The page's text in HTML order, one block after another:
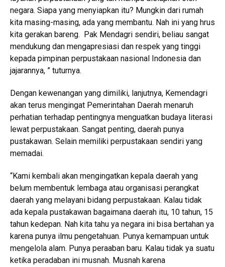
negara. Siapa yang menyiapkan itu? Mungkin dari rumah
kita masing-masing, ada yang membantu. Nah ini yang hrus
kita gerakan bareng. Pak Mendagri sendiri, beliau sangat
mendukung dan mengapresiasi dan respek yang tinggi
kepada pimpinan perpustakaan nasional Indonesia dan
jajarannya, ” tuturnya.
Dengan kewenangan yang dimiliki, lanjutnya, Kemendagri
akan terus mengingat Pemerintahan Daerah menaruh
perhatian terhadap pentingnya menguatkan budaya literasi
lewat perpustakaan. Sangat penting, daerah punya
pustakawan. Selain memiliki perpustakaan sendiri yang
memadai.
“Kami kembali akan mengingatkan kepala daerah yang
belum membentuk lembaga atau organisasi perangkat
daerah yang melayani bidang perpustakaan. Kalau tidak
ada kepala pustakawan bagaimana daerah itu, 10 tahun, 15
tahun kedepan. Nah kita tahu ya negara ini bisa bertahan ya
karena punya ilmu pengetahuan. Punya kemampuan untuk
mengelola alam. Punya peraaban baru. Kalau tidak ya suatu
ketika peradaban ini musnah. Musnah karena